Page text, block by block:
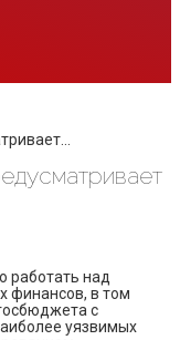
работать над
финансов, в том
с
уязвимых